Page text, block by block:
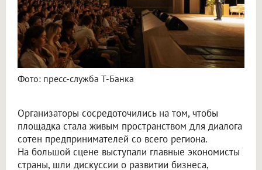
Фото: пресс-служба Т-Банка
Организаторы сосредоточились на том, чтобы
площадка стала живым пространством для диалога
сотен предпринимателей со всего региона.
На большой сцене выступали главные экономисты
страны, шли дискуссии о развитии бизнеса,